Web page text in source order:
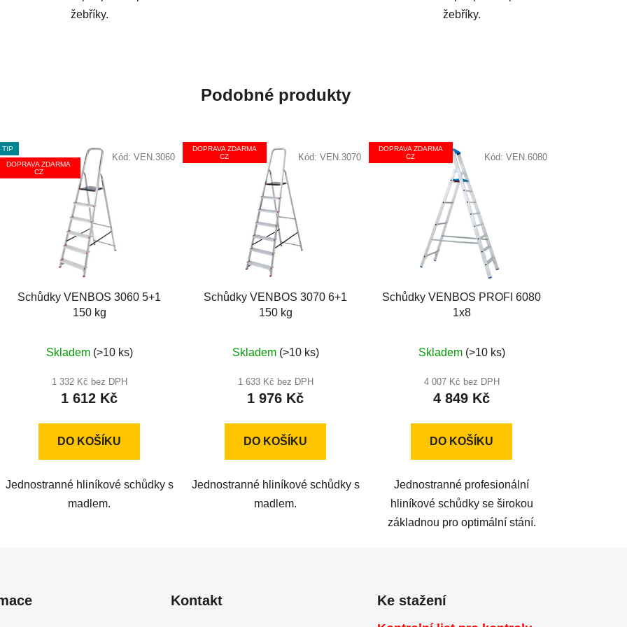
žebříky.
žebříky.
Podobné produkty
TIP
DOPRAVA ZDARMA
CZ
Schůdky VENBOS 3060 5+1
150 kg
hodnocení
produktu
je
z
Skladem (>10 ks)
1 332 Kč bez DPH
1 612 Kč
DO KOŠÍKU
Jednostranné hliníkové schůdky s
madlem.
Kód: VEN.3060
DOPRAVA ZDARMA
CZ
Schůdky VENBOS 3070 6+1
150 kg
hodnocení
produktu
je
z
Skladem (>10 ks)
1 633 Kč bez DPH
1 976 Kč
DO KOŠÍKU
Jednostranné hliníkové schůdky s
madlem.
Kód: VEN.3070
DOPRAVA ZDARMA
CZ
Schůdky VENBOS PROFI 6080
1x8
hodnocení
produktu
je
z
Skladem (>10 ks)
4 007 Kč bez DPH
4 849 Kč
DO KOŠÍKU
Jednostranné profesionální
hliníkové schůdky se širokou
základnou pro optimální stání.
Kód: VEN.6080
Kontakt Ke stažení